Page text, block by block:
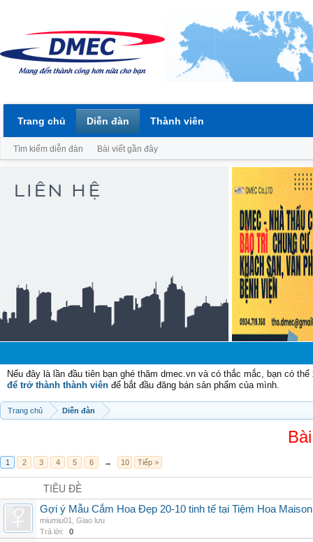
Nếu đây là lần đầu tiên bạn ghé thăm dmec.vn và có thắc mắc, bạn có
để trở thành thành viên để bắt đầu đăng bán sản phẩm của mình.
Trang chủ Diễn đàn
1 2 3 4 5 6 → 10 Tiếp >
TIÊU ĐỀ
Gợi ý Mẫu Cắm Hoa Đẹp 20-10 tinh tế tại Tiệm Hoa Maison
miumiu01
Giao lưu
Trả lời:
0
Trang chủ Diễn đàn
Tìm kiếm diễn đàn Bài viết gần đây
Thành viên